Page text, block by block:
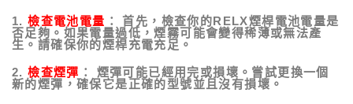
1.檢查電池電量 ：
首先，檢查你的RELX煙桿電池電量是
否足夠。如果電量過低，煙霧可能會變得稀薄或無法產
生。請確保你的煙桿充電充足。
2.檢查煙彈 ：
煙彈可能已經用完或損壞。嘗試更換一個
新的煙彈，確保它是正確的型號並且沒有損壞。